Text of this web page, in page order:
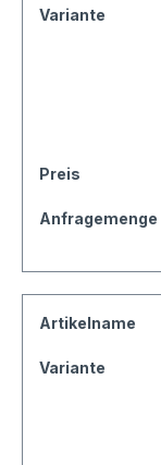
Variante
Preis
Anfragemenge
Artikelname
Variante